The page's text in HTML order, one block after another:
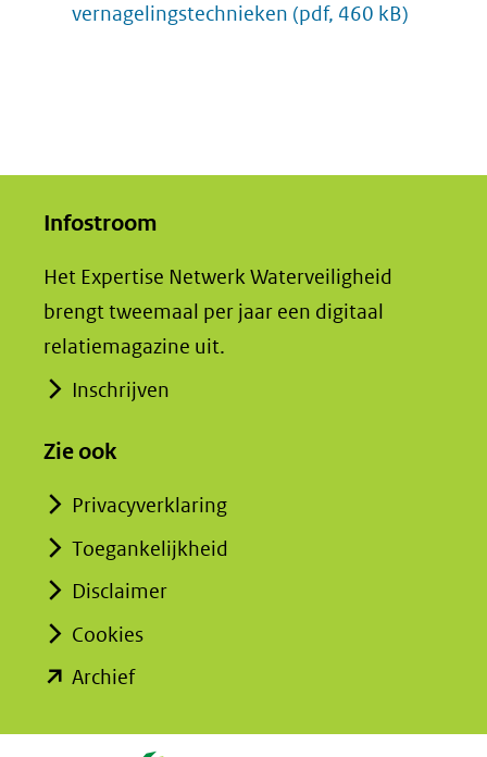
vernagelingstechnieken (pdf, 460 kB)
Infostroom
Het Expertise Netwerk Waterveiligheid
brengt tweemaal per jaar een digitaal
relatiemagazine uit.
Inschrijven
Zie ook
Privacyverklaring
Toegankelijkheid
Disclaimer
Cookies
Archief(opent
nieuw